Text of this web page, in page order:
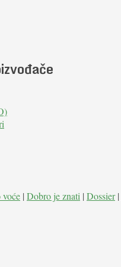
voće | Dobro je znati | Dossier|